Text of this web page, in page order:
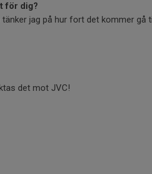
för dig?
jag på hur fort det kommer gå
det mot JVC!